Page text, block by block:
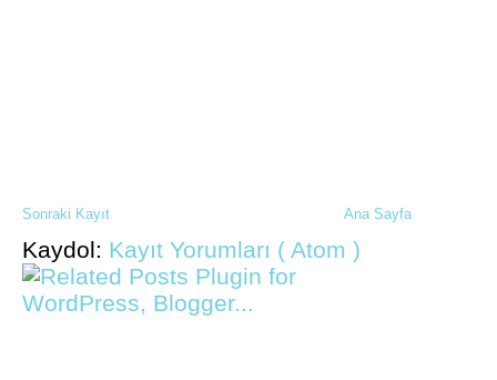
Sonraki Kayıt Ana Sayfa
Kaydol: Kayıt Yorumları ( Atom )